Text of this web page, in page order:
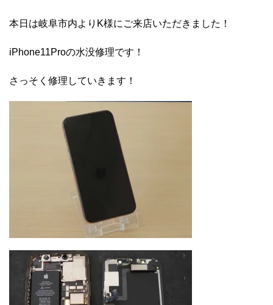
本日は岐阜市内よりK様にご来店いただきました！
iPhone11Proの水没修理です！
さっそく修理していきます！